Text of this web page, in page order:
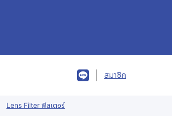
สมาชิก
Lens Filter ฟิลเตอร์